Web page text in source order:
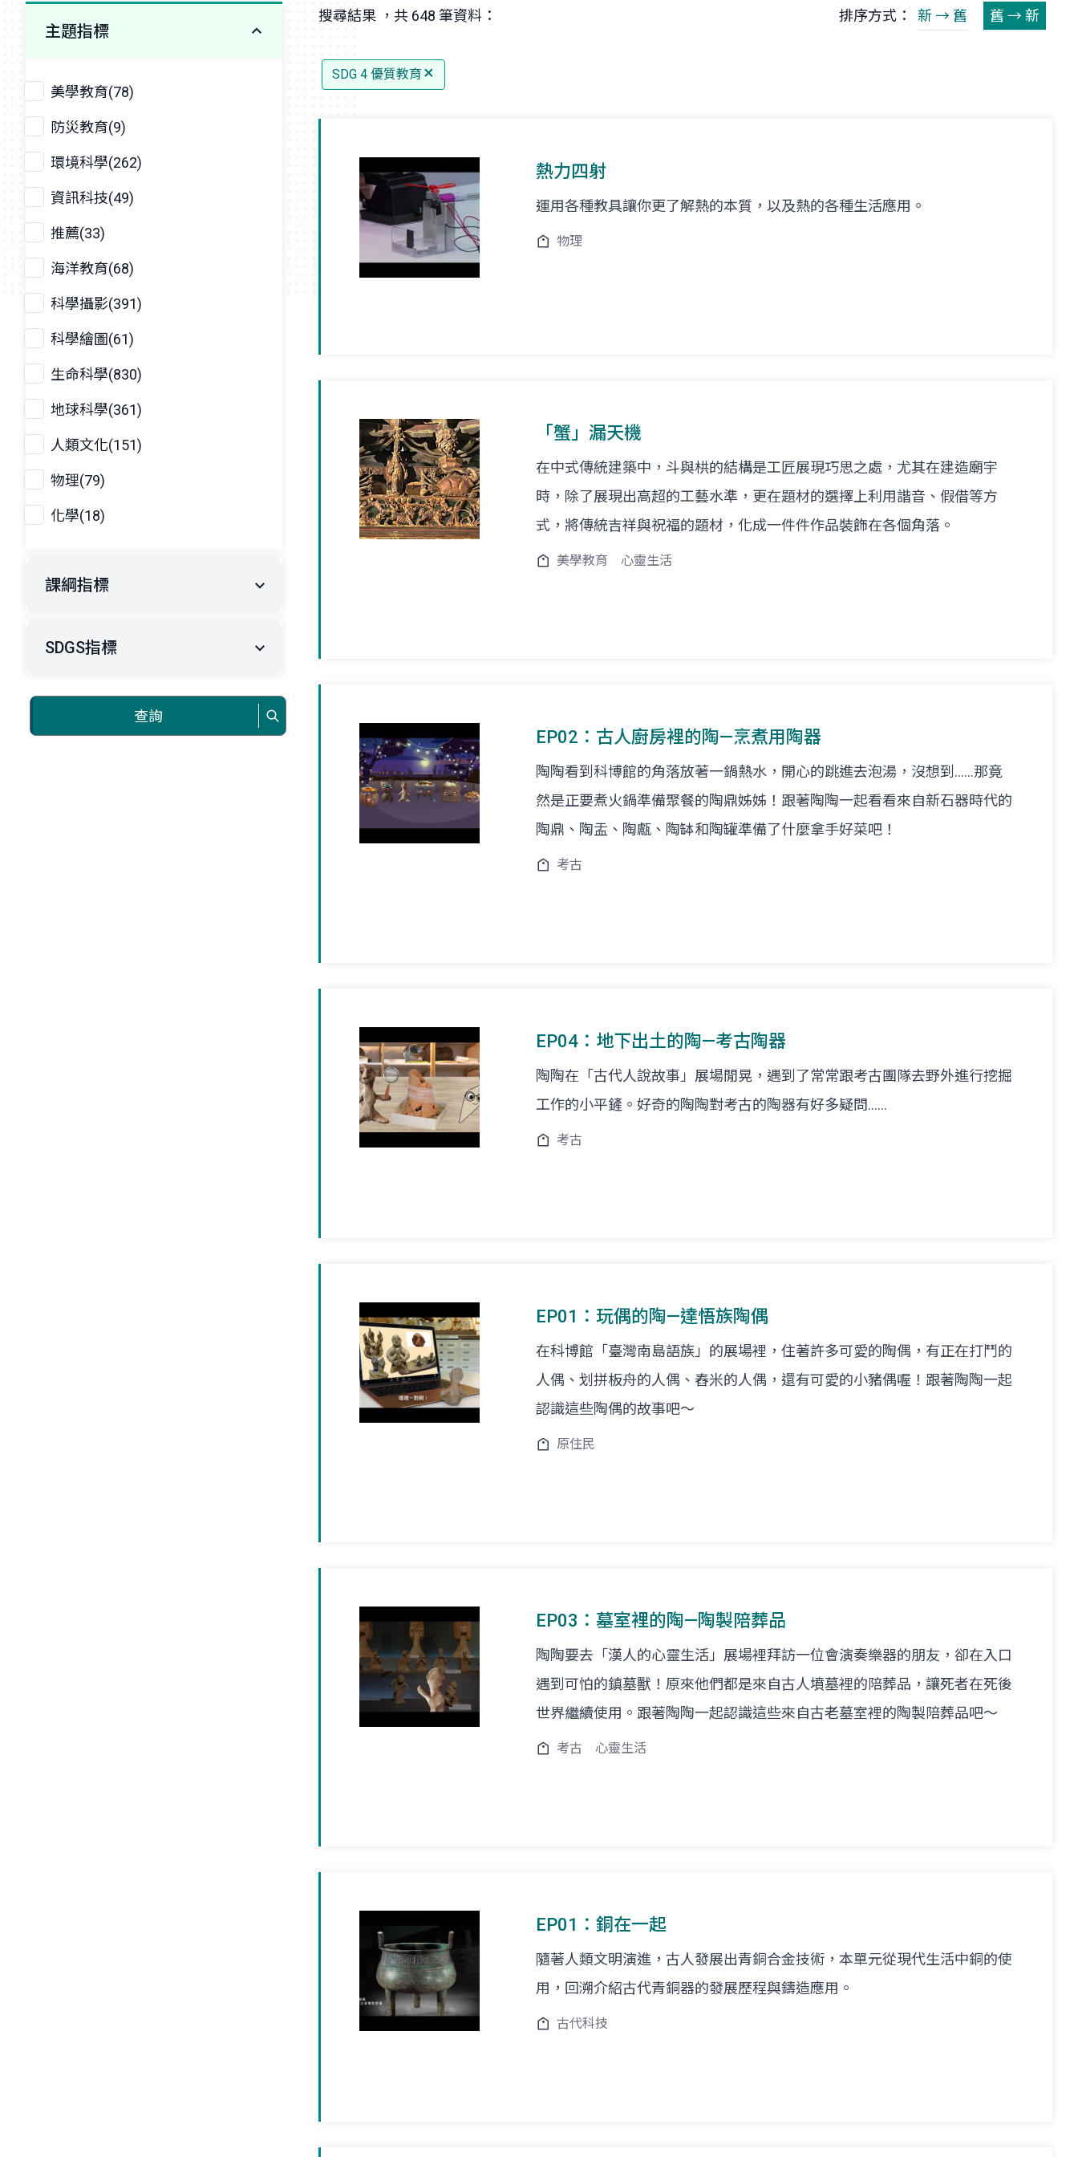
主題指標
美學教育(78)
防災教育(9)
環境科學(262)
資訊科技(49)
推薦(33)
海洋教育(68)
科學攝影(391)
科學繪圖(61)
生命科學(830)
地球科學(361)
人類文化(151)
物理(79)
化學(18)
課綱指標
SDGS指標
查詢
搜尋結果 ，共 648 筆資料： 排序方式： 新 → 舊 舊 → 新
SDG 4 優質教育
熱力四射
運用各種教具讓你更了解熱的本質，以及熱的各種生活應用。
物理
「蟹」漏天機
在中式傳統建築中，斗與栱的結構是工匠展現巧思之處，尤其在建造廟宇
時，除了展現出高超的工藝水準，更在題材的選擇上利用諧音、假借等方
式，將傳統吉祥與祝福的題材，化成一件件作品裝飾在各個角落。
美學教育 心靈生活
EP02：古人廚房裡的陶—烹煮用陶器
陶陶看到科博館的角落放著一鍋熱水，開心的跳進去泡湯，沒想到......那竟
然是正要煮火鍋準備聚餐的陶鼎姊姊！跟著陶陶一起看看來自新石器時代的
陶鼎、陶盂、陶甗、陶缽和陶罐準備了什麼拿手好菜吧！
考古
EP04：地下出土的陶—考古陶器
陶陶在「古代人說故事」展場閒晃，遇到了常常跟考古團隊去野外進行挖掘
工作的小平鏟。好奇的陶陶對考古的陶器有好多疑問......
考古
EP01：玩偶的陶—達悟族陶偶
在科博館「臺灣南島語族」的展場裡，住著許多可愛的陶偶，有正在打鬥的
人偶、划拼板舟的人偶、舂米的人偶，還有可愛的小豬偶喔！跟著陶陶一起
認識這些陶偶的故事吧～
原住民
EP03：墓室裡的陶—陶製陪葬品
陶陶要去「漢人的心靈生活」展場裡拜訪一位會演奏樂器的朋友，卻在入口
遇到可怕的鎮墓獸！原來他們都是來自古人墳墓裡的陪葬品，讓死者在死後
世界繼續使用。跟著陶陶一起認識這些來自古老墓室裡的陶製陪葬品吧～
考古 心靈生活
EP01：銅在一起
隨著人類文明演進，古人發展出青銅合金技術，本單元從現代生活中銅的使
用，回溯介紹古代青銅器的發展歷程與鑄造應用。
古代科技